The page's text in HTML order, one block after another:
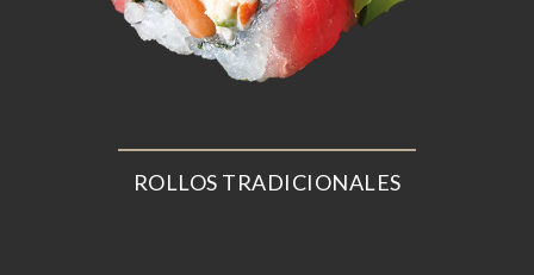
ROLLOS TRADICIONALES